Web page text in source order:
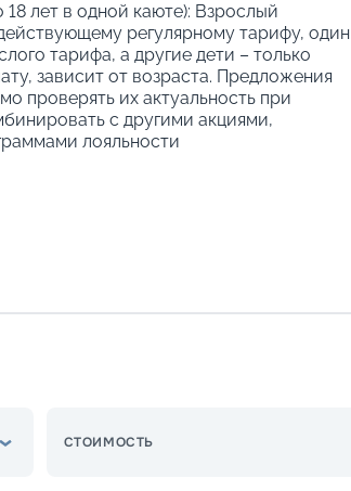
18 лет в одной каюте): Взрослый
регулярному тарифу, один
тарифа, а другие дети – только
зависит от возраста. Предложения
проверять их актуальность при
с другими акциями,
лояльности
СТОИМОСТЬ